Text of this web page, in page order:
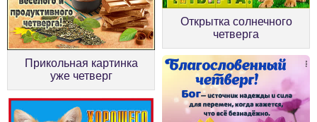
Прикольная картинка
уже четверг
Открытка солнечного
четверга